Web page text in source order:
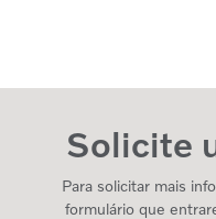
Solicite
Para solicitar mais
formulário que